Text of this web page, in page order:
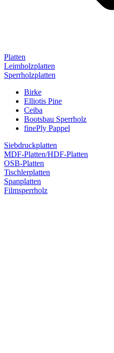
Platten
Leimholzplatten
Sperrholzplatten
Birke
Elliotis Pine
Ceiba
Bootsbau Sperrholz
finePly Pappel
Siebdruckplatten
MDF-Platten/HDF-Platten
OSB-Platten
Tischlerplatten
Spanplatten
Filmsperrholz